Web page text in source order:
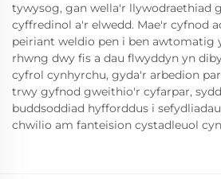
tywysog, gan wella'r llywodraethiad
cyffredinol a'r elwedd. Mae'r cyfnod
peiriant weldio pen i ben awtomatig
rhwng dwy fis a dau flwyddyn yn
cyfrol cynhyrchu, gyda'r arbedion
trwy gyfnod gweithio'r cyfarpar,
buddsoddiad hyfforddus i
chwilio am fanteision cystadleuol